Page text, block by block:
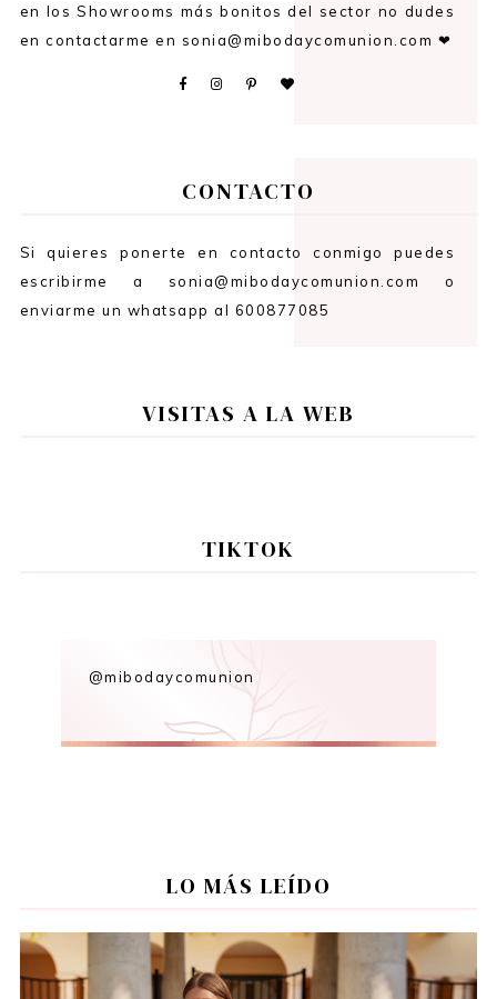
en los Showrooms más bonitos del sector no dudes
en contactarme en sonia@mibodaycomunion.com ❤
CONTACTO
Si quieres ponerte en contacto conmigo puedes
escribirme a sonia@mibodaycomunion.com o
enviarme un whatsapp al 600877085
VISITAS A LA WEB
TIKTOK
@mibodaycomunion
LO MÁS LEÍDO